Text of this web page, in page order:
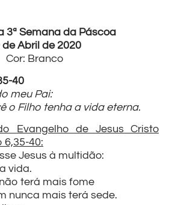
3ª Semana da Páscoa
de Abril de 2020
Cor: Branco
40
meu Pai:
o Filho tenha a vida eterna.
Evangelho de Jesus Cristo
6,35-40:
Jesus à multidão:
vida.
terá mais fome
nunca mais terá sede.